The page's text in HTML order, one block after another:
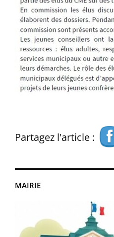
MAIRIE
Partagez l'article :